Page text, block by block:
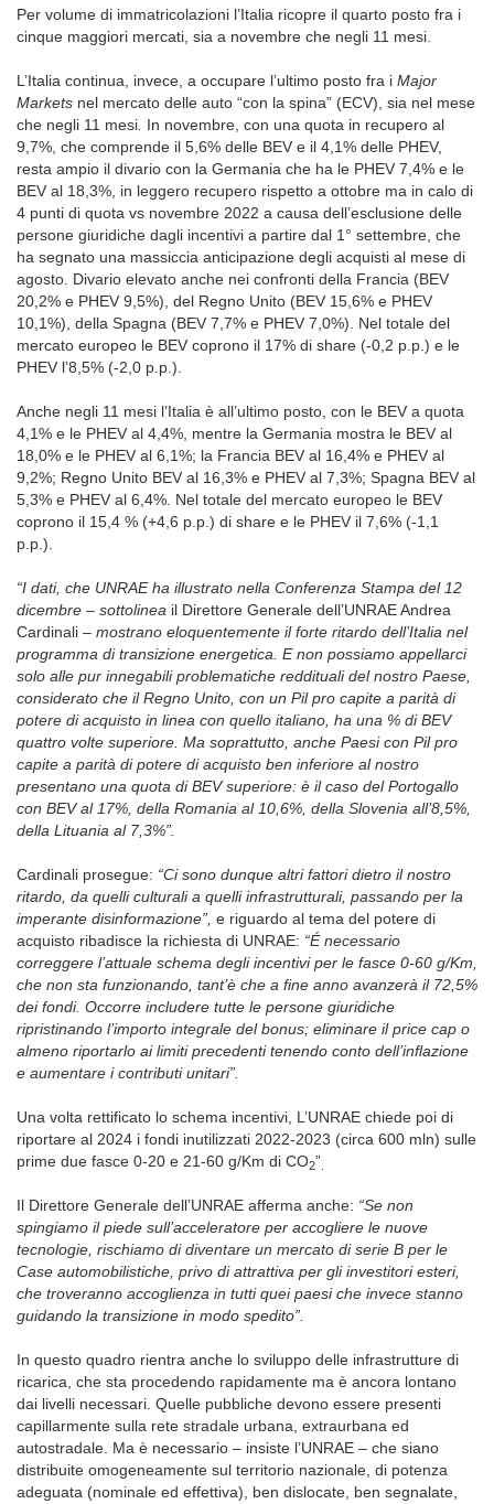
Per volume di immatricolazioni l’Italia ricopre il quarto posto fra i
cinque maggiori mercati, sia a novembre che negli 11 mesi.
L’Italia continua, invece, a occupare l’ultimo posto fra i Major
Markets nel mercato delle auto “con la spina” (ECV), sia nel mese
che negli 11 mesi In novembre, con una quota in recupero al
9,7%, che comprende il 5,6% delle BEV e il 4,1% delle PHEV,
resta ampio il divario con la Germania che ha le PHEV 7,4% e le
BEV al 18,3%, in leggero recupero rispetto a ottobre ma in calo di
4 punti di quota vs novembre 2022 a causa dell’esclusione delle
persone giuridiche dagli incentivi a partire dal 1° settembre, che
ha segnato una massiccia anticipazione degli acquisti al mese di
agosto. Divario elevato anche nei confronti della Francia (BEV
20,2% e PHEV 9,5%), del Regno Unito (BEV 15,6% e PHEV
10,1%), della Spagna (BEV 7,7% e PHEV 7,0%). Nel totale del
mercato europeo le BEV coprono il 17% di share (-0,2 p.p.) e le
PHEV l’8,5% (-2,0 p.p.).
Anche negli 11 mesi l’Italia è all’ultimo posto, con le BEV a quota
4,1% e le PHEV al 4,4%, mentre la Germania mostra le BEV al
18,0% e le PHEV al 6,1%; la Francia BEV al 16,4% e PHEV al
9,2%; Regno Unito BEV al 16,3% e PHEV al 7,3%; Spagna BEV al
5,3% e PHEV al 6,4%. Nel totale del mercato europeo le BEV
coprono il 15,4 % (+4,6 p.p.) di share e le PHEV il 7,6% (-1,1
p.p.).
“I dati, che UNRAE ha illustrato nella Conferenza Stampa del 12
dicembre – sottolinea il Direttore Generale dell’UNRAE Andrea
Cardinali – mostrano eloquentemente il forte ritardo dell’Italia nel
programma di transizione energetica. E non possiamo appellarci
solo alle pur innegabili problematiche reddituali del nostro Paese,
considerato che il Regno Unito, con un Pil pro capite a parità di
potere di acquisto in linea con quello italiano, ha una % di BEV
quattro volte superiore. Ma soprattutto, anche Paesi con Pil pro
capite a parità di potere di acquisto ben inferiore al nostro
presentano una quota di BEV superiore: è il caso del Portogallo
con BEV al 17%, della Romania al 10,6%, della Slovenia all’8,5%,
della Lituania al 7,3%”.
Cardinali prosegue: “Ci sono dunque altri fattori dietro il nostro
ritardo, da quelli culturali a quelli infrastrutturali, passando per la
imperante disinformazione”, e riguardo al tema del potere di
acquisto ribadisce la richiesta di UNRAE: “É necessario
correggere l’attuale schema degli incentivi per le fasce 0-60 g/Km,
che non sta funzionando, tant’è che a fine anno avanzerà il 72,5%
dei fondi. Occorre includere tutte le persone giuridiche
ripristinando l’importo integrale del bonus; eliminare il price cap o
almeno riportarlo ai limiti precedenti tenendo conto dell’inflazione
e aumentare i contributi unitari”.
Una volta rettificato lo schema incentivi, L’UNRAE chiede poi di
riportare al 2024 i fondi inutilizzati 2022-2023 (circa 600 mln) sulle
prime due fasce 0-20 e 21-60 g/Km di CO2”
Il Direttore Generale dell’UNRAE afferma anche: “Se non
spingiamo il piede sull’acceleratore per accogliere le nuove
tecnologie, rischiamo di diventare un mercato di serie B per le
Case automobilistiche, privo di attrattiva per gli investitori esteri,
che troveranno accoglienza in tutti quei paesi che invece stanno
guidando la transizione in modo spedito”.
In questo quadro rientra anche lo sviluppo delle infrastrutture di
ricarica, che sta procedendo rapidamente ma è ancora lontano
dai livelli necessari. Quelle pubbliche devono essere presenti
capillarmente sulla rete stradale urbana, extraurbana ed
autostradale. Ma è necessario – insiste l’UNRAE – che siano
distribuite omogeneamente sul territorio nazionale, di potenza
adeguata (nominale ed effettiva), ben dislocate, ben segnalate,